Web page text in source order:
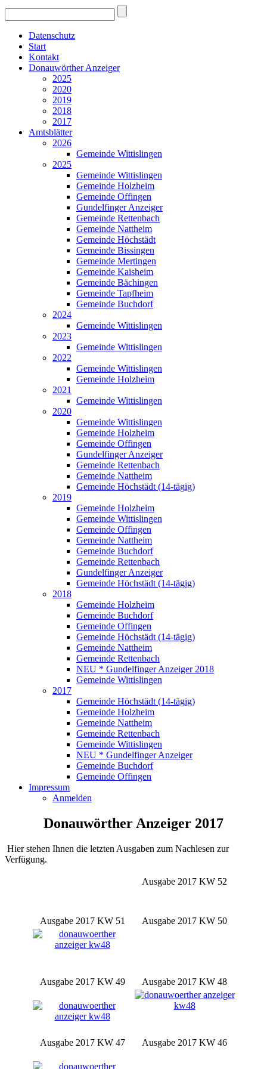
Datenschutz
Start
Kontakt
Donauwörther Anzeiger
2025
2020
2019
2018
2017
Amtsblätter
2026
Gemeinde Wittislingen
2025
Gemeinde Wittislingen
Gemeinde Holzheim
Gemeinde Offingen
Gundelfinger Anzeiger
Gemeinde Rettenbach
Gemeinde Nattheim
Gemeinde Höchstädt
Gemeinde Bissingen
Gemeinde Mertingen
Gemeinde Kaisheim
Gemeinde Bächingen
Gemeinde Tapfheim
Gemeinde Buchdorf
2024
Gemeinde Wittislingen
2023
Gemeinde Wittislingen
2022
Gemeinde Wittislingen
Gemeinde Holzheim
2021
Gemeinde Wittislingen
2020
Gemeinde Wittislingen
Gemeinde Holzheim
Gemeinde Offingen
Gundelfinger Anzeiger
Gemeinde Rettenbach
Gemeinde Nattheim
Gemeinde Höchstädt (14-tägig)
2019
Gemeinde Holzheim
Gemeinde Wittislingen
Gemeinde Offingen
Gemeinde Nattheim
Gemeinde Buchdorf
Gemeinde Rettenbach
Gundelfinger Anzeiger
Gemeinde Höchstädt (14-tägig)
2018
Gemeinde Holzheim
Gemeinde Buchdorf
Gemeinde Offingen
Gemeinde Höchstädt (14-tägig)
Gemeinde Nattheim
Gemeinde Rettenbach
NEU * Gundelfinger Anzeiger 2018
Gemeinde Wittislingen
2017
Gemeinde Höchstädt (14-tägig)
Gemeinde Holzheim
Gemeinde Nattheim
Gemeinde Rettenbach
Gemeinde Wittislingen
NEU * Gundelfinger Anzeiger
Gemeinde Buchdorf
Gemeinde Offingen
Impressum
Anmelden
Donauwörther Anzeiger 2017
Hier stehen Ihnen die letzten Ausgaben zum Nachlesen zur
Verfügung.
Ausgabe 2017 KW 52
Ausgabe 2017 KW 51 Ausgabe 2017 KW 50
Ausgabe 2017 KW 49 Ausgabe 2017 KW 48
Ausgabe 2017 KW 47 Ausgabe 2017 KW 46